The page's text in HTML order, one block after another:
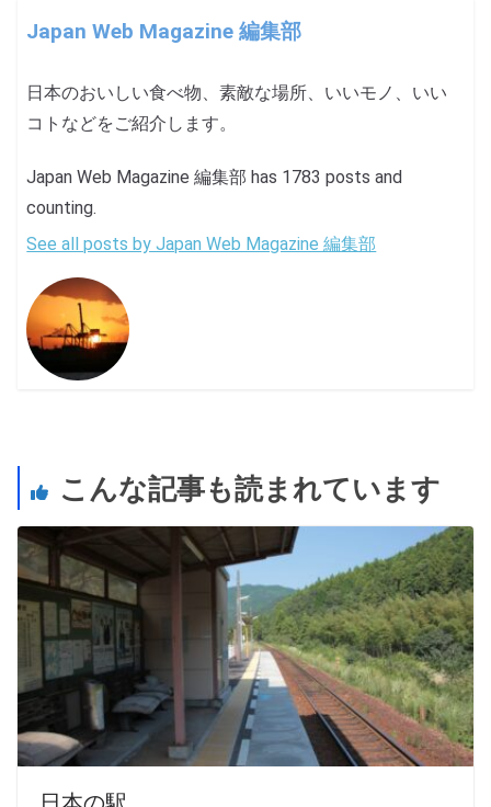
Japan Web Magazine 編集部
日本のおいしい食べ物、素敵な場所、いいモノ、いい
コトなどをご紹介します。
Japan Web Magazine 編集部 has 1783 posts and
counting.
See all posts by Japan Web Magazine 編集部
こんな記事も読まれています